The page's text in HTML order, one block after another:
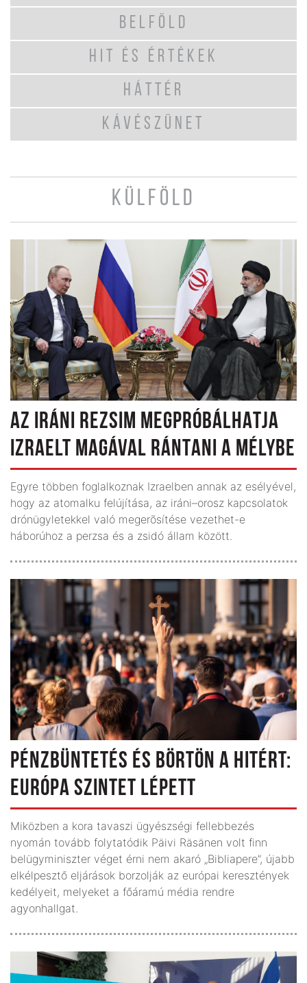
BELFÖLD
HIT ÉS ÉRTÉKEK
HÁTTÉR
KÁVÉSZÜNET
KÜLFÖLD
AZ IRÁNI REZSIM MEGPRÓBÁLHATJA
IZRAELT MAGÁVAL RÁNTANI A MÉLYBE
Egyre többen foglalkoznak Izraelben annak az esélyével,
hogy az atomalku felújítása, az iráni–orosz kapcsolatok
drónügyletekkel való megerõsítése vezethet-e
háborúhoz a perzsa és a zsidó állam között.
PÉNZBÜNTETÉS ÉS BÖRTÖN A HITÉRT:
EURÓPA SZINTET LÉPETT
Miközben a kora tavaszi ügyészségi fellebbezés
nyomán tovább folytatódik Päivi Räsänen volt finn
belügyminiszter véget érni nem akaró „Bibliapere”, újabb
elkélpesztő eljárások borzolják az európai keresztények
kedélyeit, melyeket a főáramú média rendre
agyonhallgat.